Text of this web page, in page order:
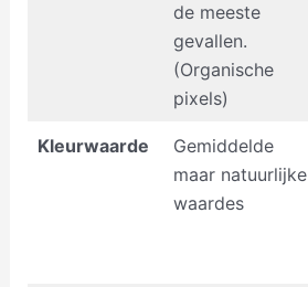
de meeste
gevallen.
(Organische
pixels)
Kleurwaarde
Gemiddelde
maar natuurlijke
waardes